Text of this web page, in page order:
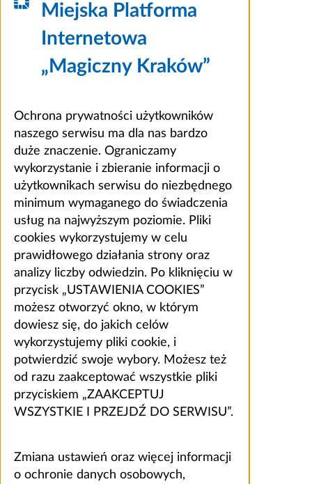
Miejska Platforma
Internetowa
„Magiczny Kraków”
Ochrona prywatności użytkowników
naszego serwisu ma dla nas bardzo
duże znaczenie. Ograniczamy
wykorzystanie i zbieranie informacji o
użytkownikach serwisu do niezbędnego
minimum wymaganego do świadczenia
usług na najwyższym poziomie. Pliki
cookies wykorzystujemy w celu
prawidłowego działania strony oraz
analizy liczby odwiedzin. Po kliknięciu w
przycisk „USTAWIENIA COOKIES”
możesz otworzyć okno, w którym
dowiesz się, do jakich celów
wykorzystujemy pliki cookie, i
potwierdzić swoje wybory. Możesz też
od razu zaakceptować wszystkie pliki
przyciskiem „ZAAKCEPTUJ
WSZYSTKIE I PRZEJDŹ DO SERWISU”.
Zmiana ustawień oraz więcej informacji
o ochronie danych osobowych,